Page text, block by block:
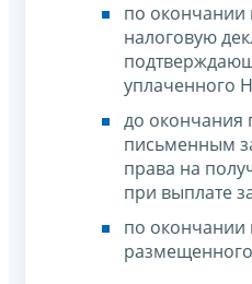
по окончании
налоговую
уплаченного
до окончания
письменным
права на
при выплате
по окончании